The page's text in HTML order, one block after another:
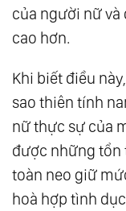
của người nữ
cao hơn.
Khi biết điều
sao thiên tính
nữ thực sự của
được những tổn
toàn neo giữ
hoà hợp tình